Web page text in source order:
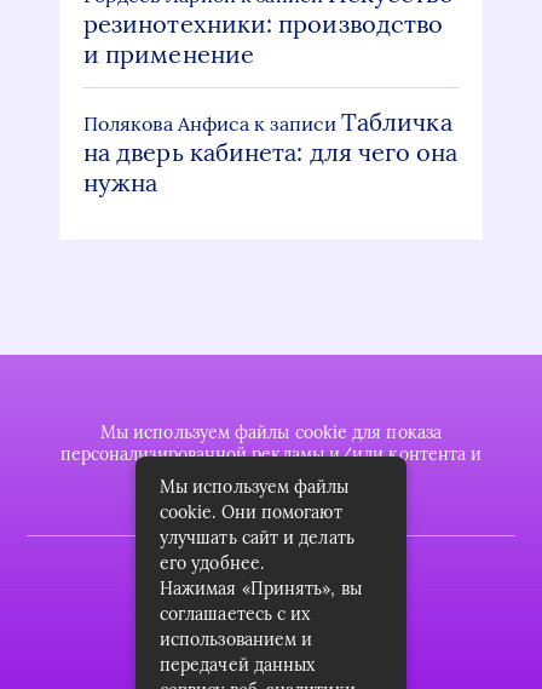
резинотехники: производство
и применение
Полякова Анфиса к записиТабличка
на дверь кабинета: для чего она
нужна
Мы используем файлы cookie для показа
персонализированной рекламы и/или контента и
анализа нашего трафика.
2022 © plasttrubkomplekt.ru
Карта сайта
Контакты
Мы используем файлы
cookie. Они помогают
улучшать сайт и делать
его удобнее.
Нажимая «Принять», вы
соглашаетесь с их
использованием и
передачей данных